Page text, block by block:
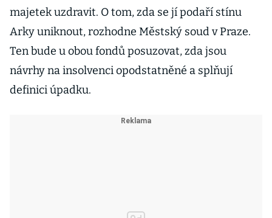
majetek uzdravit. O tom, zda se jí podaří stínu
Arky uniknout, rozhodne Městský soud v Praze.
Ten bude u obou fondů posuzovat, zda jsou
návrhy na insolvenci opodstatněné a splňují
definici úpadku.